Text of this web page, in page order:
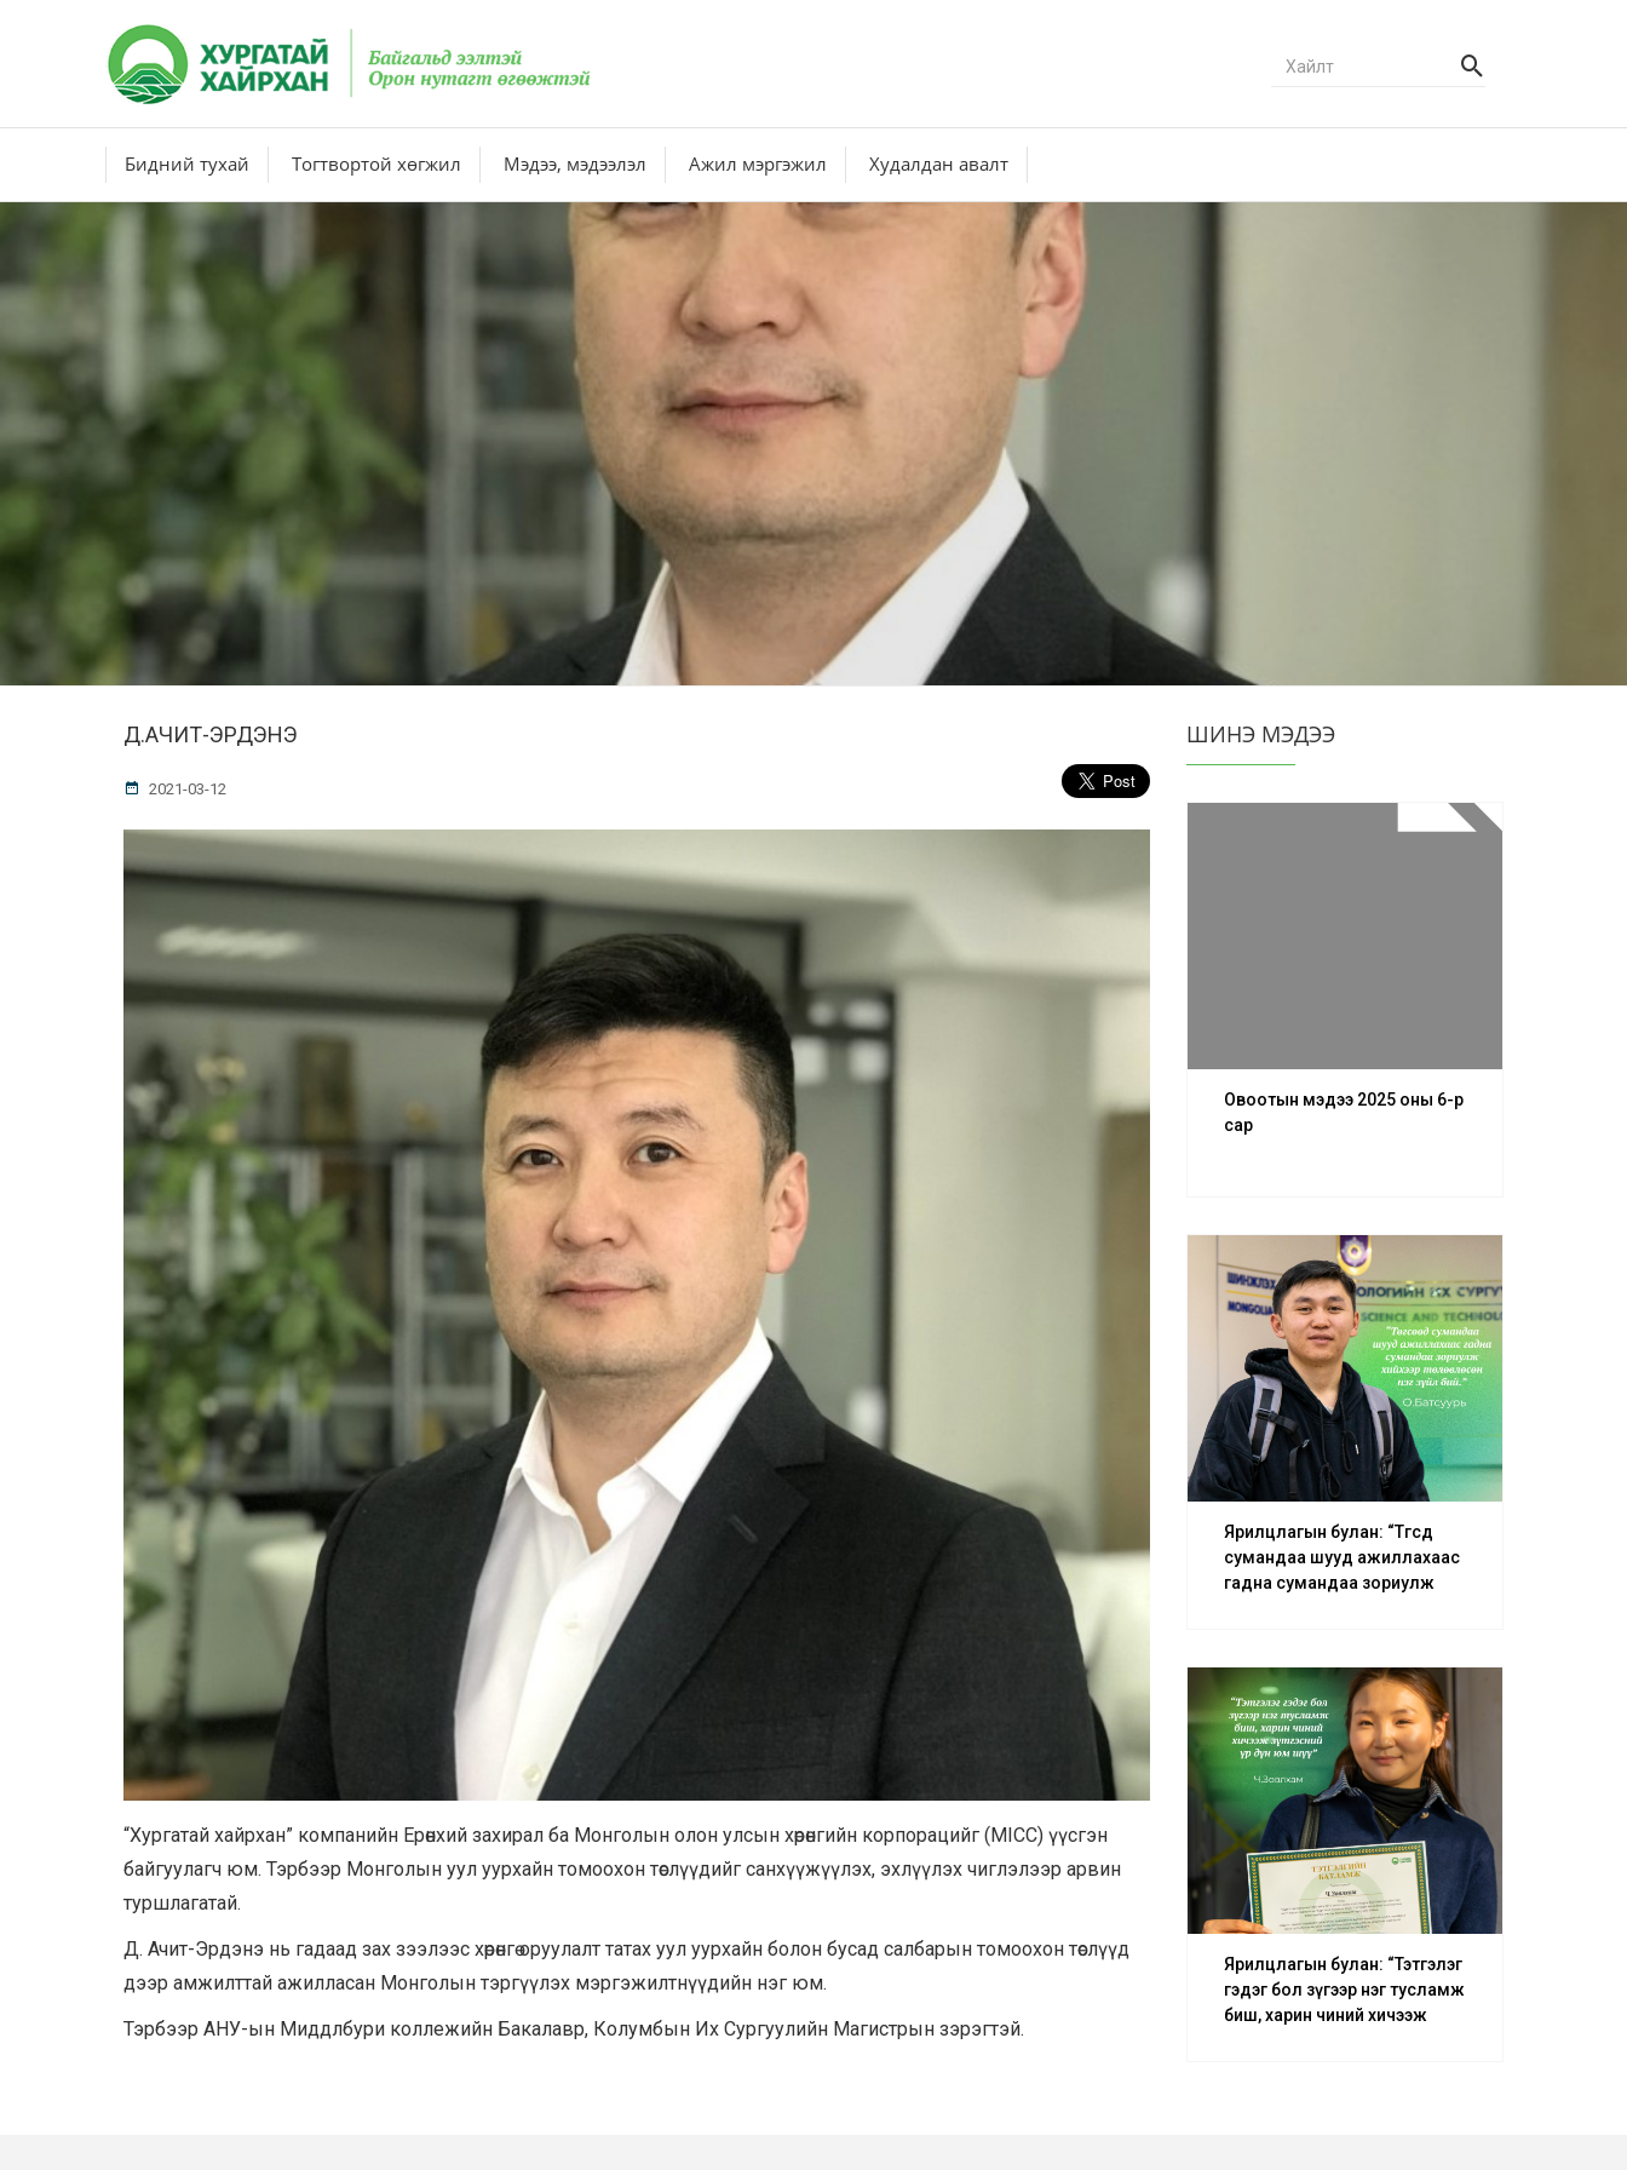
Бидний тухай Тогтвортой хөгжил Мэдээ, мэдээлэл Ажил мэргэжил Худалдан авалт
Д.АЧИТ-ЭРДЭНЭ
2021-03-12
“Хургатай хайрхан” компанийн Ерөнхий захирал ба Монголын олон улсын хөрөнгийн корпорацийг (MICC) үүсгэн
байгуулагч юм. Тэрбээр Монголын уул уурхайн томоохон төслүүдийг санхүүжүүлэх, эхлүүлэх чиглэлээр арвин
туршлагатай.
Д. Ачит-Эрдэнэ нь гадаад зах зээлээс хөрөнгө оруулалт татах уул уурхайн болон бусад салбарын томоохон төслүүд
дээр амжилттай ажилласан Монголын тэргүүлэх мэргэжилтнүүдийн нэг юм.
Тэрбээр АНУ-ын Миддлбури коллежийн Бакалавр, Колумбын Их Сургуулийн Mагистрын зэрэгтэй.
ШИНЭ МЭДЭЭ
Овоотын мэдээ 2025 оны 6-р
сар
Ярилцлагын булан: “Төгсөөд
сумандаа шууд ажиллахаас
гадна сумандаа зориулж
Ярилцлагын булан: “Тэтгэлэг
гэдэг бол зүгээр нэг тусламж
биш, харин чиний хичээж